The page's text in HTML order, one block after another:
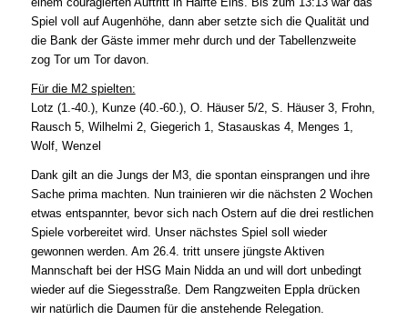
Spiel voll auf Augenhöhe, dann aber setzte sich die Qualität und
die Bank der Gäste immer mehr durch und der Tabellenzweite
zog Tor um Tor davon.
Für die M2 spielten:
Lotz (1.-40.), Kunze (40.-60.), O. Häuser 5/2, S. Häuser 3, Frohn,
Rausch 5, Wilhelmi 2, Giegerich 1, Stasauskas 4, Menges 1,
Wolf, Wenzel
Dank gilt an die Jungs der M3, die spontan einsprangen und ihre
Sache prima machten. Nun trainieren wir die nächsten 2 Wochen
etwas entspannter, bevor sich nach Ostern auf die drei restlichen
Spiele vorbereitet wird. Unser nächstes Spiel soll wieder
gewonnen werden. Am 26.4. tritt unsere jüngste Aktiven
Mannschaft bei der HSG Main Nidda an und will dort unbedingt
wieder auf die Siegesstraße. Dem Rangzweiten Eppla drücken
wir natürlich die Daumen für die anstehende Relegation.